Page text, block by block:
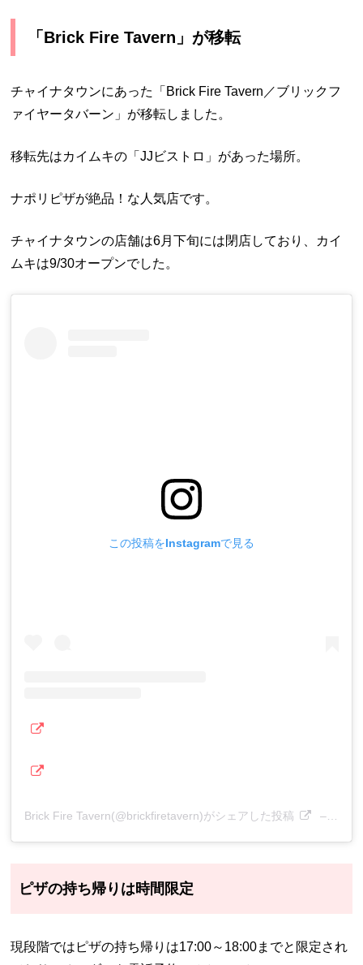
「Brick Fire Tavern」が移転
チャイナタウンにあった「Brick Fire Tavern／ブリックフ
ァイヤータバーン」が移転しました。
移転先はカイムキの「JJビストロ」があった場所。
ナポリピザが絶品！な人気店です。
チャイナタウンの店舗は6月下旬には閉店しており、カイ
ムキは9/30オープンでした。
この投稿をInstagramで見る
Brick Fire Tavern(@brickfiretavern)がシェアした投稿 –
ピザの持ち帰りは時間限定
現段階ではピザの持ち帰りは17:00～18:00までと限定され